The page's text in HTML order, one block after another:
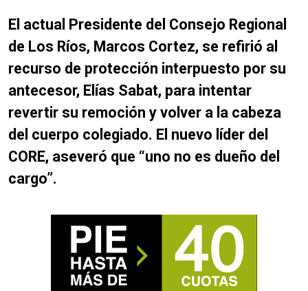
El actual Presidente del Consejo Regional
de Los Ríos, Marcos Cortez, se refirió al
recurso de protección interpuesto por su
antecesor, Elías Sabat, para intentar
revertir su remoción y volver a la cabeza
del cuerpo colegiado. El nuevo líder del
CORE, aseveró que “uno no es dueño del
cargo”.